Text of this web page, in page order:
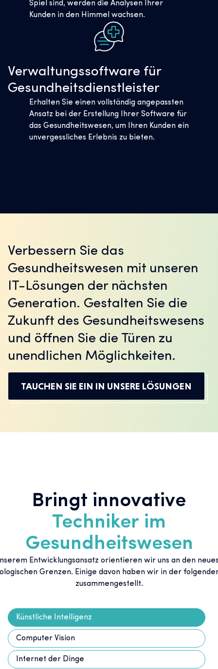
Spiel sind, werden die Analysen Ihrer
Kunden in den Himmel wachsen.
Verwaltungssoftware für
Gesundheitsdienstleister
Erhalten Sie einen vollständig angepassten
Ansatz bei der Erstellung Ihrer Software für
das Gesundheitswesen, um Ihren Kunden ein
unvergessliches Erlebnis zu bieten.
Verbessern Sie das
Gesundheitswesen mit unseren
IT-Lösungen der nächsten
Generation. Gestalten Sie die
Zukunft des Gesundheitswesens
und öffnen Sie die Türen zu
unendlichen Möglichkeiten.
TAUCHEN SIE EIN IN UNSERE LÖSUNGEN
Bringt innovative
Techniker im
Gesundheitswesen
Entwicklungsansatz orientieren wir uns an den
Grenzen. Einige davon haben wir in der
zusammengestellt.
Künstliche Intelligenz
Computer Vision
Internet der Dinge